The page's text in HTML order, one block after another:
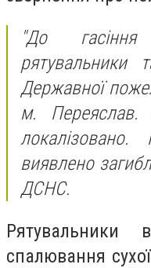
"До гасіння
рятувальники
Державної
м.
виявлено
ДСНС.
Рятувальники
спалювання